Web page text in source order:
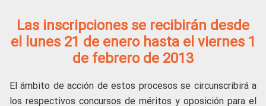
Las inscripciones se recibirán desde
el lunes 21 de enero hasta el viernes 1
de febrero de 2013
El ámbito de acción de estos procesos se circunscribirá a
los respectivos concursos de méritos y oposición para el